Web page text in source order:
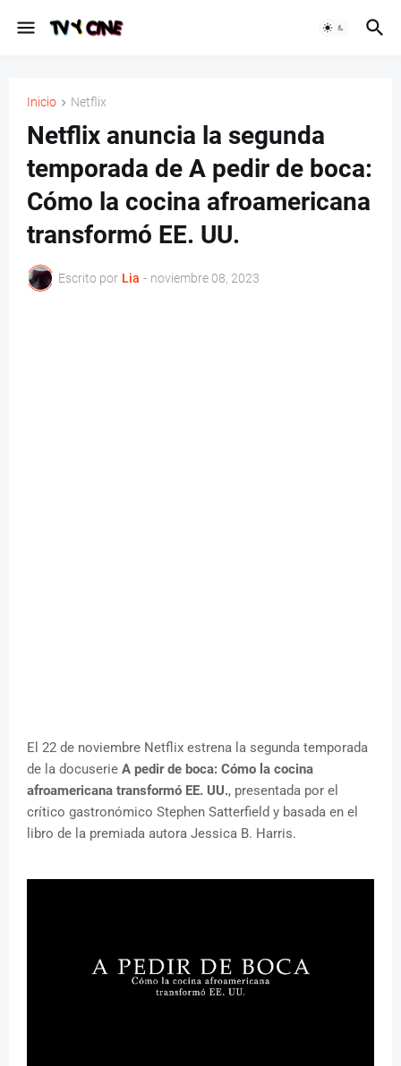
Inicio Netflix
Netflix anuncia la segunda
temporada de A pedir de boca:
Cómo la cocina afroamericana
transformó EE. UU.
Escrito por Lia - noviembre 08, 2023
El 22 de noviembre Netflix estrena la segunda temporada
de la docuserie A pedir de boca: Cómo la cocina
afroamericana transformó EE. UU., presentada por el
crítico gastronómico Stephen Satterfield y basada en el
libro de la premiada autora Jessica B. Harris.